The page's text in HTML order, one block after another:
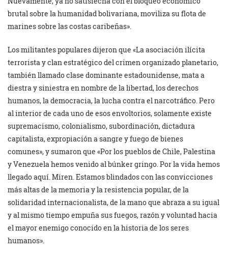
brutal sobre la humanidad bolivariana, moviliza su flota de
marines sobre las costas caribeñas».
Los militantes populares dijeron que «La asociación ilícita
terrorista y clan estratégico del crimen organizado planetario,
también llamado clase dominante estadounidense, mata a
diestra y siniestra en nombre de la libertad, los derechos
humanos, la democracia, la lucha contra el narcotráfico. Pero
al interior de cada uno de esos envoltorios, solamente existe
supremacismo, colonialismo, subordinación, dictadura
capitalista, expropiación a sangre y fuego de bienes
comunes», y sumaron que «Por los pueblos de Chile, Palestina
y Venezuela hemos venido al búnker gringo. Por la vida hemos
llegado aquí. Miren. Estamos blindados con las convicciones
más altas de la memoria y la resistencia popular, de la
solidaridad internacionalista, de la mano que abraza a su igual
y al mismo tiempo empuña sus fuegos, razón y voluntad hacia
el mayor enemigo conocido en la historia de los seres
humanos».